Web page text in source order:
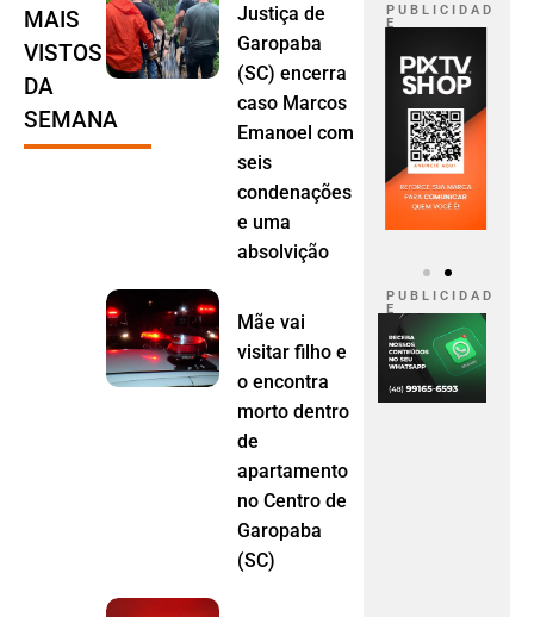
MAIS
VISTOS
DA
SEMANA
Justiça de
Garopaba
(SC) encerra
caso Marcos
Emanoel com
seis
condenações
e uma
absolvição
Mãe vai
visitar filho e
o encontra
morto dentro
de
apartamento
no Centro de
Garopaba
(SC)
P U B L I C I D A D
E
P U B L I C I D A D
E